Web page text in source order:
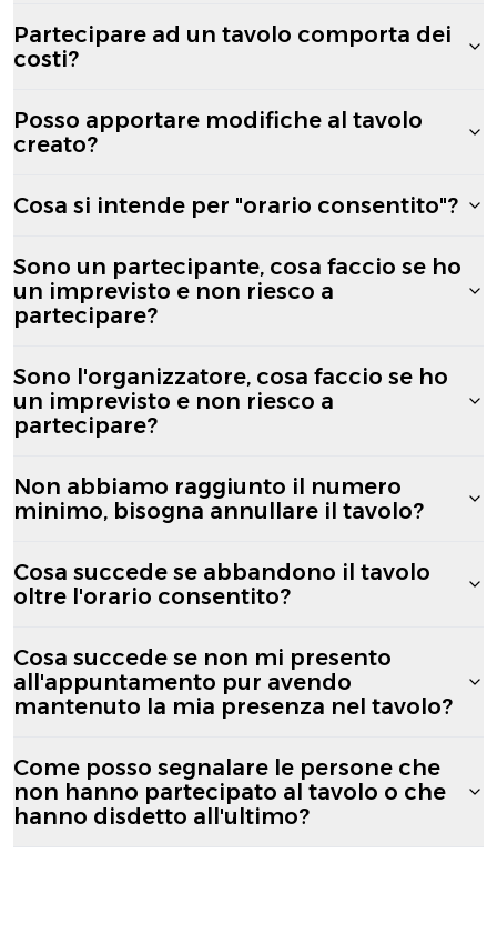
Partecipare ad un tavolo comporta dei
costi?
Posso apportare modifiche al tavolo
creato?
Cosa si intende per "orario consentito"?
Sono un partecipante, cosa faccio se ho
un imprevisto e non riesco a
partecipare?
Sono l'organizzatore, cosa faccio se ho
un imprevisto e non riesco a
partecipare?
Non abbiamo raggiunto il numero
minimo, bisogna annullare il tavolo?
Cosa succede se abbandono il tavolo
oltre l'orario consentito?
Cosa succede se non mi presento
all'appuntamento pur avendo
mantenuto la mia presenza nel tavolo?
Come posso segnalare le persone che
non hanno partecipato al tavolo o che
hanno disdetto all'ultimo?